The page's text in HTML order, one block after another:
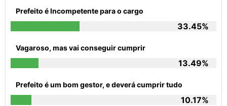
Prefeito é Incompetente para o cargo
33.45%
Vagaroso, mas vai conseguir cumprir
13.49%
Prefeito é um bom gestor, e deverá cumprir tudo
10.17%